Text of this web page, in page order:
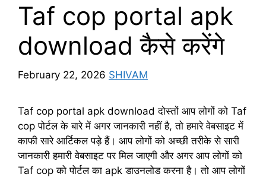
Taf cop portal apk
download कैसे करेंगे
February 22, 2026 SHIVAM
Taf cop portal apk download दोस्तों आप लोगों को Taf
cop पोर्टल के बारे में अगर जानकारी नहीं है, तो हमारे वेबसाइट में
काफी सारे आर्टिकल पड़े हैं। आप लोगों को अच्छी तरीके से सारी
जानकारी हमारी वेबसाइट पर मिल जाएगी और अगर आप लोगों को
Taf cop को पोर्टल का apk डाउनलोड करना है। तो आप लोगों